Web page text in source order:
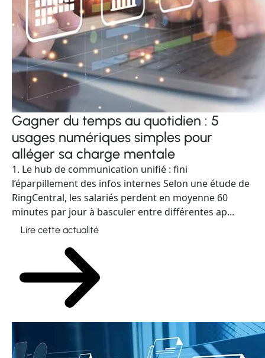
Gagner du temps au quotidien : 5
usages numériques simples pour
alléger sa charge mentale
1. Le hub de communication unifié : fini
l’éparpillement des infos internes Selon une étude de
RingCentral, les salariés perdent en moyenne 60
minutes par jour à basculer entre différentes ap...
Lire cette actualité